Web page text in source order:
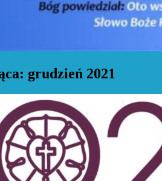
grudzień 2021